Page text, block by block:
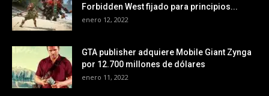
Forbidden West fijado para principios...
enero 12, 2022
GTA publisher adquiere Mobile Giant Zynga
por 12.700 millones de dólares
enero 11, 2022